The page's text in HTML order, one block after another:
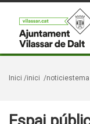
Inici /inici /noticiestema